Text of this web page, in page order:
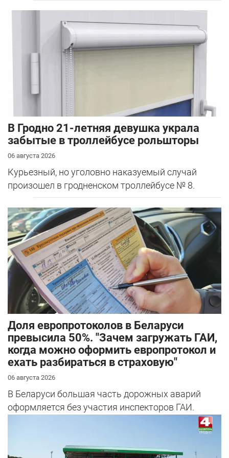
В Гродно 21-летняя девушка украла
забытые в троллейбусе рольшторы
06 августа 2026
Курьезный, но уголовно наказуемый случай
произошел в гродненском троллейбусе № 8.
Доля европротоколов в Беларуси
превысила 50%. "Зачем загружать ГАИ,
когда можно оформить европротокол и
ехать разбираться в страховую"
06 августа 2026
В Беларуси большая часть дорожных аварий
оформляется без участия инспекторов ГАИ.